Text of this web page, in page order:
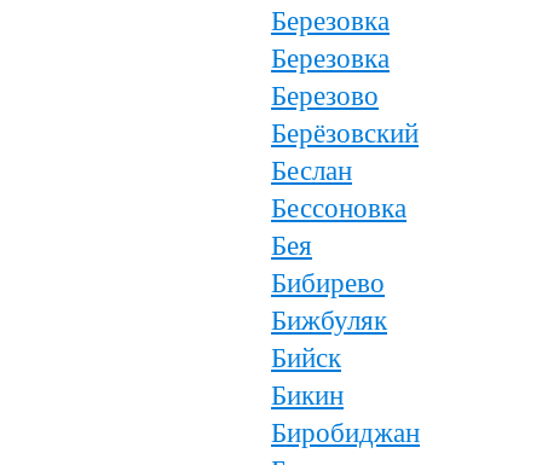
Березовка
Березовка
Березово
Берёзовский
Беслан
Бессоновка
Бея
Бибирево
Бижбуляк
Бийск
Бикин
Биробиджан